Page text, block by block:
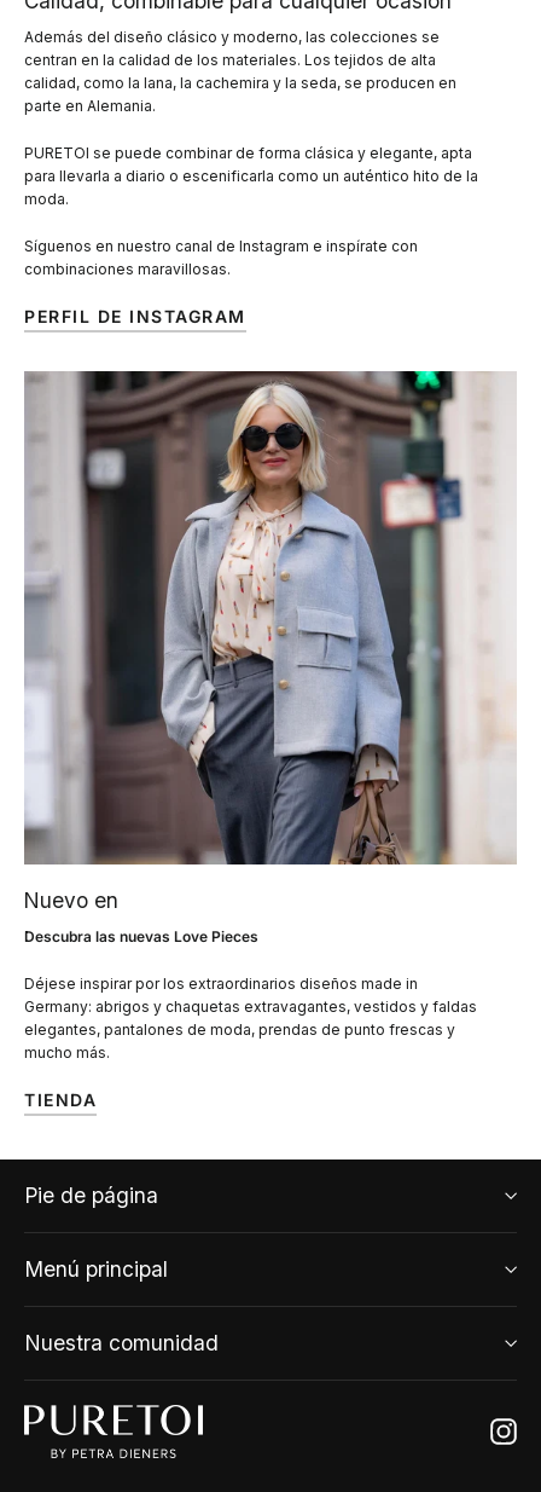
Además del diseño clásico y moderno, las colecciones se
centran en la calidad de los materiales. Los tejidos de alta
calidad, como la lana, la cachemira y la seda, se producen en
parte en Alemania.
PURETOI se puede combinar de forma clásica y elegante, apta
para llevarla a diario o escenificarla como un auténtico hito de la
moda.
Síguenos en nuestro canal de Instagram e inspírate con
combinaciones maravillosas.
PERFIL DE INSTAGRAM
Nuevo en
Descubra las nuevas Love Pieces
Déjese inspirar por los extraordinarios diseños made in
Germany: abrigos y chaquetas extravagantes, vestidos y faldas
elegantes, pantalones de moda, prendas de punto frescas y
mucho más.
TIENDA
Pie de página
Menú principal
Nuestra comunidad